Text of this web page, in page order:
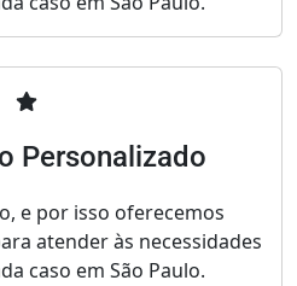
Personalizado
e por isso oferecemos
atender às necessidades
caso em São Paulo.